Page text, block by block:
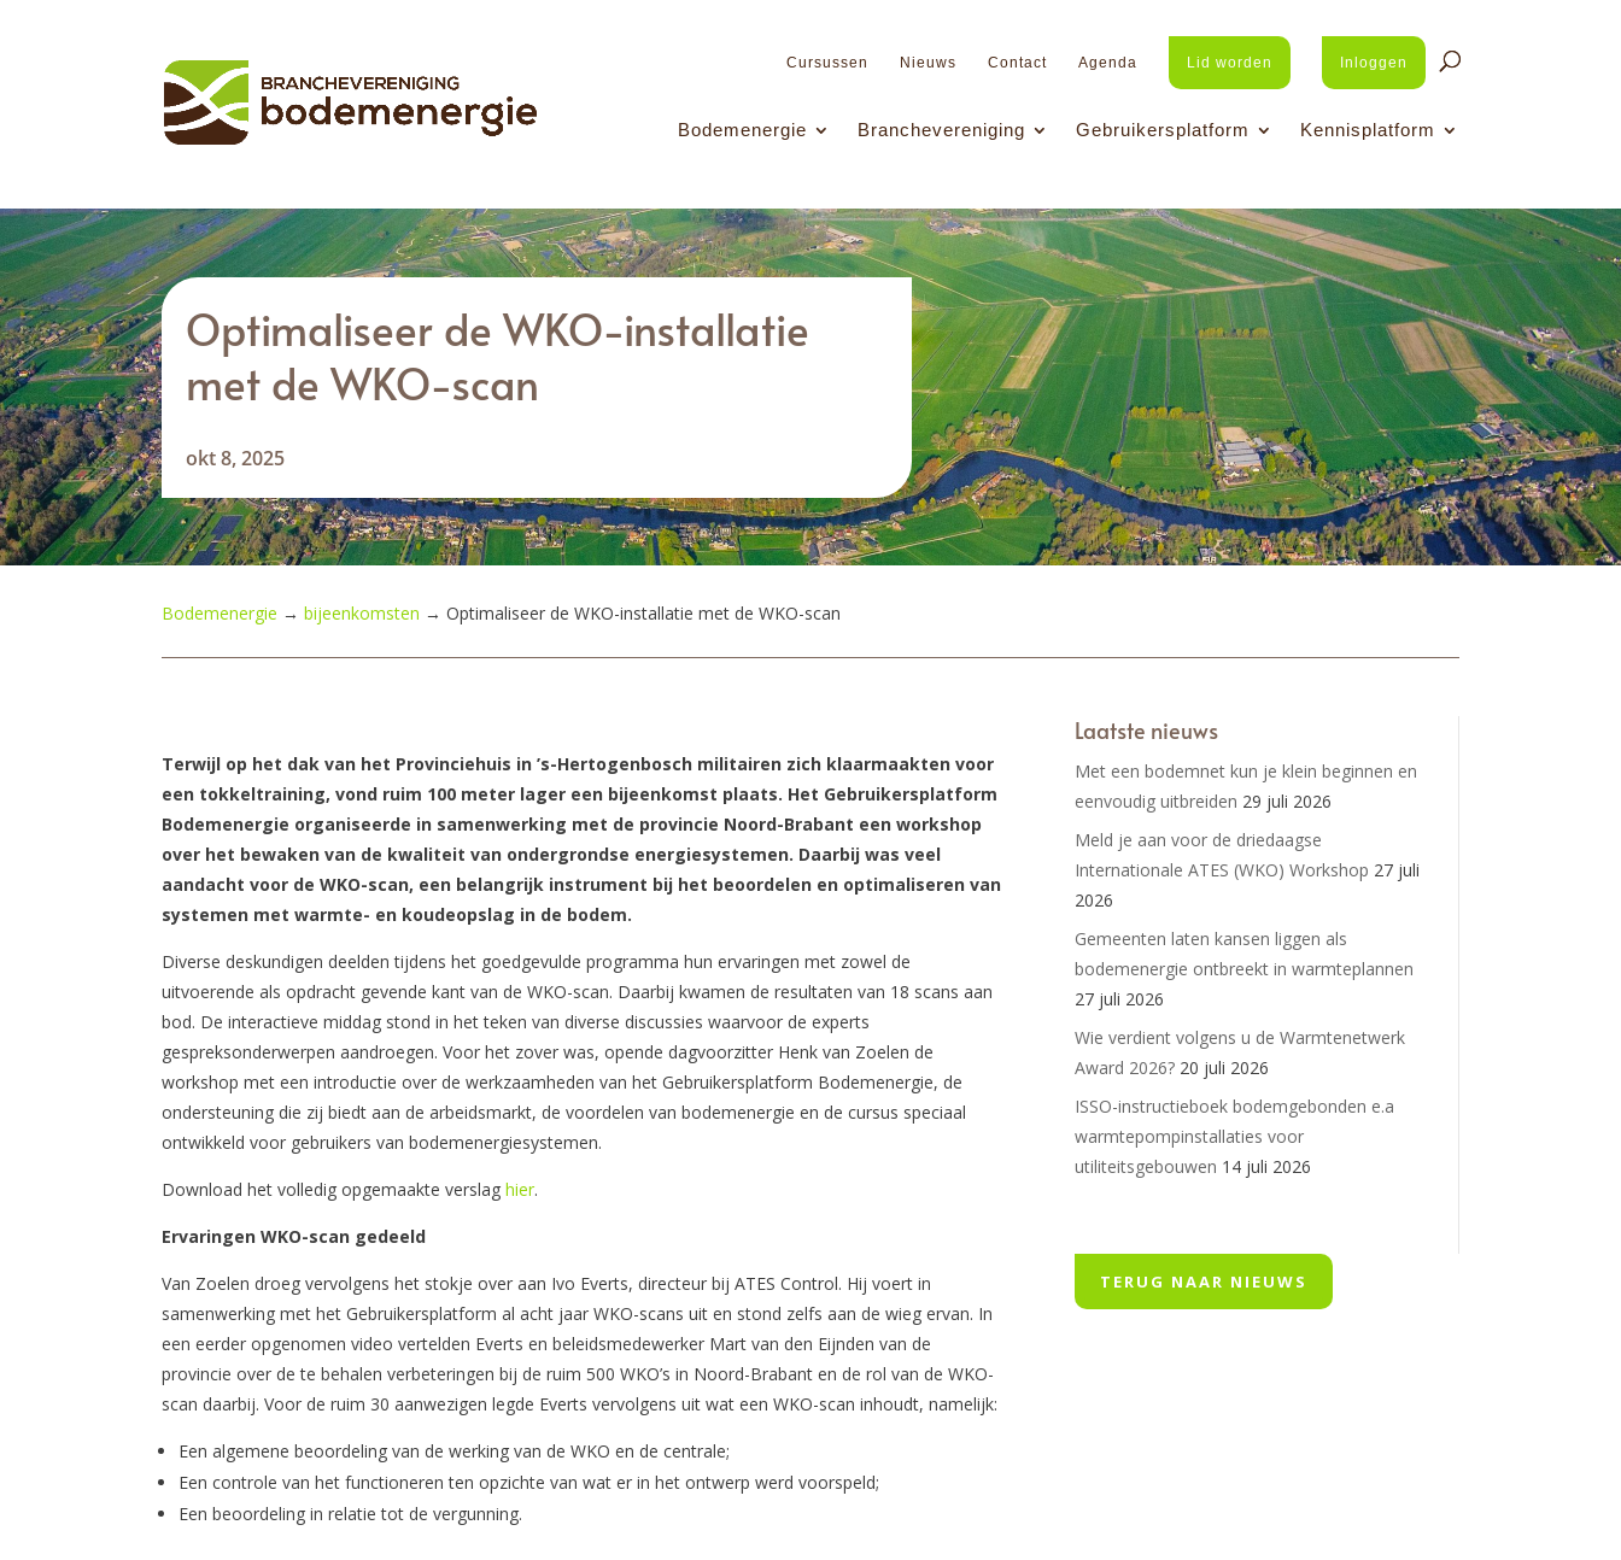
Cursussen Nieuws Contact Agenda Lid worden Inloggen
Bodemenergie Branchevereniging Gebruikersplatform Kennisplatform
Optimaliseer de WKO-installatie
met de WKO-scan
okt 8, 2025
Bodemenergie →bijeenkomsten →Optimaliseer de WKO-installatie met de WKO-scan
Terwijl op het dak van het Provinciehuis in ’s-Hertogenbosch militairen zich klaarmaakten voor
een tokkeltraining, vond ruim 100 meter lager een bijeenkomst plaats. Het Gebruikersplatform
Bodemenergie organiseerde in samenwerking met de provincie Noord-Brabant een workshop
over het bewaken van de kwaliteit van ondergrondse energiesystemen. Daarbij was veel
aandacht voor de WKO-scan, een belangrijk instrument bij het beoordelen en optimaliseren van
systemen met warmte- en koudeopslag in de bodem.
Diverse deskundigen deelden tijdens het goedgevulde programma hun ervaringen met zowel de
uitvoerende als opdracht gevende kant van de WKO-scan. Daarbij kwamen de resultaten van 18 scans aan
bod. De interactieve middag stond in het teken van diverse discussies waarvoor de experts
gespreksonderwerpen aandroegen. Voor het zover was, opende dagvoorzitter Henk van Zoelen de
workshop met een introductie over de werkzaamheden van het Gebruikersplatform Bodemenergie, de
ondersteuning die zij biedt aan de arbeidsmarkt, de voordelen van bodemenergie en de cursus speciaal
ontwikkeld voor gebruikers van bodemenergiesystemen.
Download het volledig opgemaakte verslaghier.
Ervaringen WKO-scan gedeeld
Van Zoelen droeg vervolgens het stokje over aan Ivo Everts, directeur bij ATES Control. Hij voert in
samenwerking met het Gebruikersplatform al acht jaar WKO-scans uit en stond zelfs aan de wieg ervan. In
een eerder opgenomen video vertelden Everts en beleidsmedewerker Mart van den Eijnden van de
provincie over de te behalen verbeteringen bij de ruim 500 WKO’s in Noord-Brabant en de rol van de WKO-
scan daarbij. Voor de ruim 30 aanwezigen legde Everts vervolgens uit wat een WKO-scan inhoudt, namelijk:
Een algemene beoordeling van de werking van de WKO en de centrale;
Een controle van het functioneren ten opzichte van wat er in het ontwerp werd voorspeld;
Een beoordeling in relatie tot de vergunning.
Laatste nieuws
Met een bodemnet kun je klein beginnen en
eenvoudig uitbreiden 29 juli 2026
Meld je aan voor de driedaagse
Internationale ATES (WKO) Workshop 27 juli
2026
Gemeenten laten kansen liggen als
bodemenergie ontbreekt in warmteplannen
27 juli 2026
Wie verdient volgens u de Warmtenetwerk
Award 2026? 20 juli 2026
ISSO-instructieboek bodemgebonden e.a
warmtepompinstallaties voor
utiliteitsgebouwen 14 juli 2026
TERUG NAAR NIEUWS